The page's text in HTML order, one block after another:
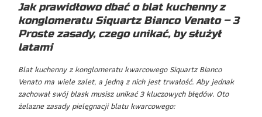
Jak prawidłowo dbać o blat kuchenny z
konglomeratu Siquartz Bianco Venato – 3
Proste zasady, czego unikać, by służył
latami
Blat kuchenny z konglomeratu kwarcowego Siquartz Bianco
Venato ma wiele zalet, a jedną z nich jest trwałość. Aby jednak
zachował swój blask musisz unikać 3 kluczowych błędów. Oto
żelazne zasady pielęgnacji blatu kwarcowego: